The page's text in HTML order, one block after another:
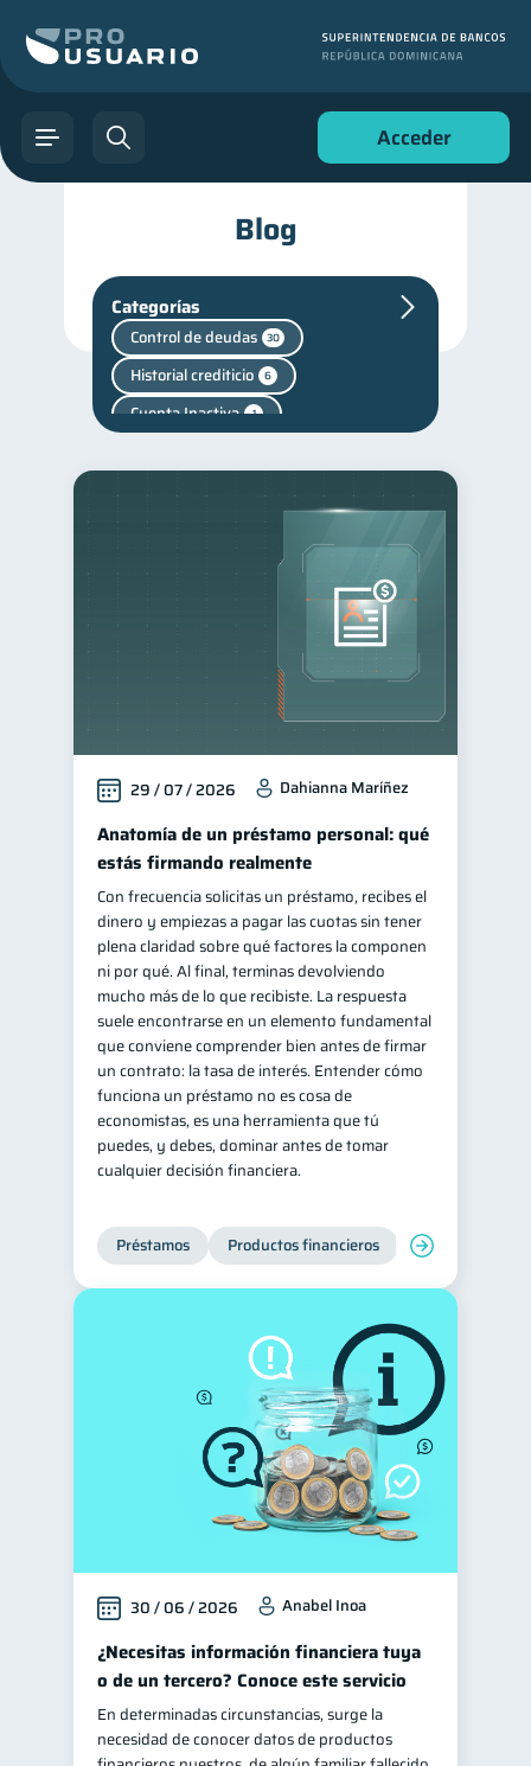
Acceder
Blog
Categorías
Control de deudas 30
Historial crediticio 6
Cuenta Inactiva 1
31
25
22
Bienestar financiero 22
Finanzas para mujeres 20
Seguridad financiera 13
Salud financiera 12
Productos financieros 11
Organización Financiera 10
Deudas
Entidad financiera 8
Préstamos Ahorro
Consejos 6
Tarjeta de crédito
Ciberseguridad 5
Derechos & Deberes 4
Superintendencia de Bancos 4
2
Cuenta Abandonada 2
Inversiones 2
Finanzas Personales 1
Finanzas en Pareja 1
ahorro Retiro
Doble sueldo
Gasto responsable 1
29 / 07 / 2026 Dahianna Maríñez
Anatomía de un préstamo personal: qué
estás firmando realmente
Con frecuencia solicitas un préstamo, recibes el
dinero y empiezas a pagar las cuotas sin tener
plena claridad sobre qué factores la componen
ni por qué. Al final, terminas devolviendo
mucho más de lo que recibiste. La respuesta
suele encontrarse en un elemento fundamental
que conviene comprender bien antes de firmar
un contrato: la tasa de interés. Entender cómo
funciona un préstamo no es cosa de
economistas, es una herramienta que tú
puedes, y debes, dominar antes de tomar
cualquier decisión financiera.
Préstamos Productos financieros Manejo de
30 / 06 / 2026 Anabel Inoa
¿Necesitas información financiera tuya
o de un tercero? Conoce este servicio
En determinadas circunstancias, surge la
necesidad de conocer datos de productos